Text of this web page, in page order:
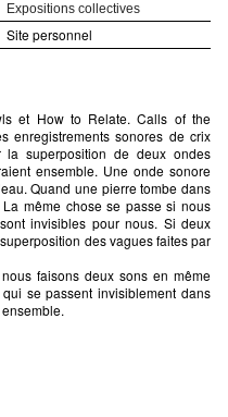
et How to Relate. Calls of the
enregistrements sonores de crix
la superposition de deux ondes
ensemble. Une onde sonore
Quand une pierre tombe dans
même chose se passe si nous
invisibles pour nous. Si deux
des vagues faites par
faisons deux sons en même
se passent invisiblement dans
Expositions collectives
Site personnel